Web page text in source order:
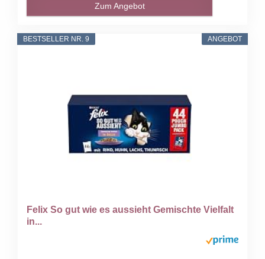
Zum Angebot
ANGEBOT
BESTSELLER NR. 9
Felix So gut wie es aussieht Gemischte Vielfalt
in...